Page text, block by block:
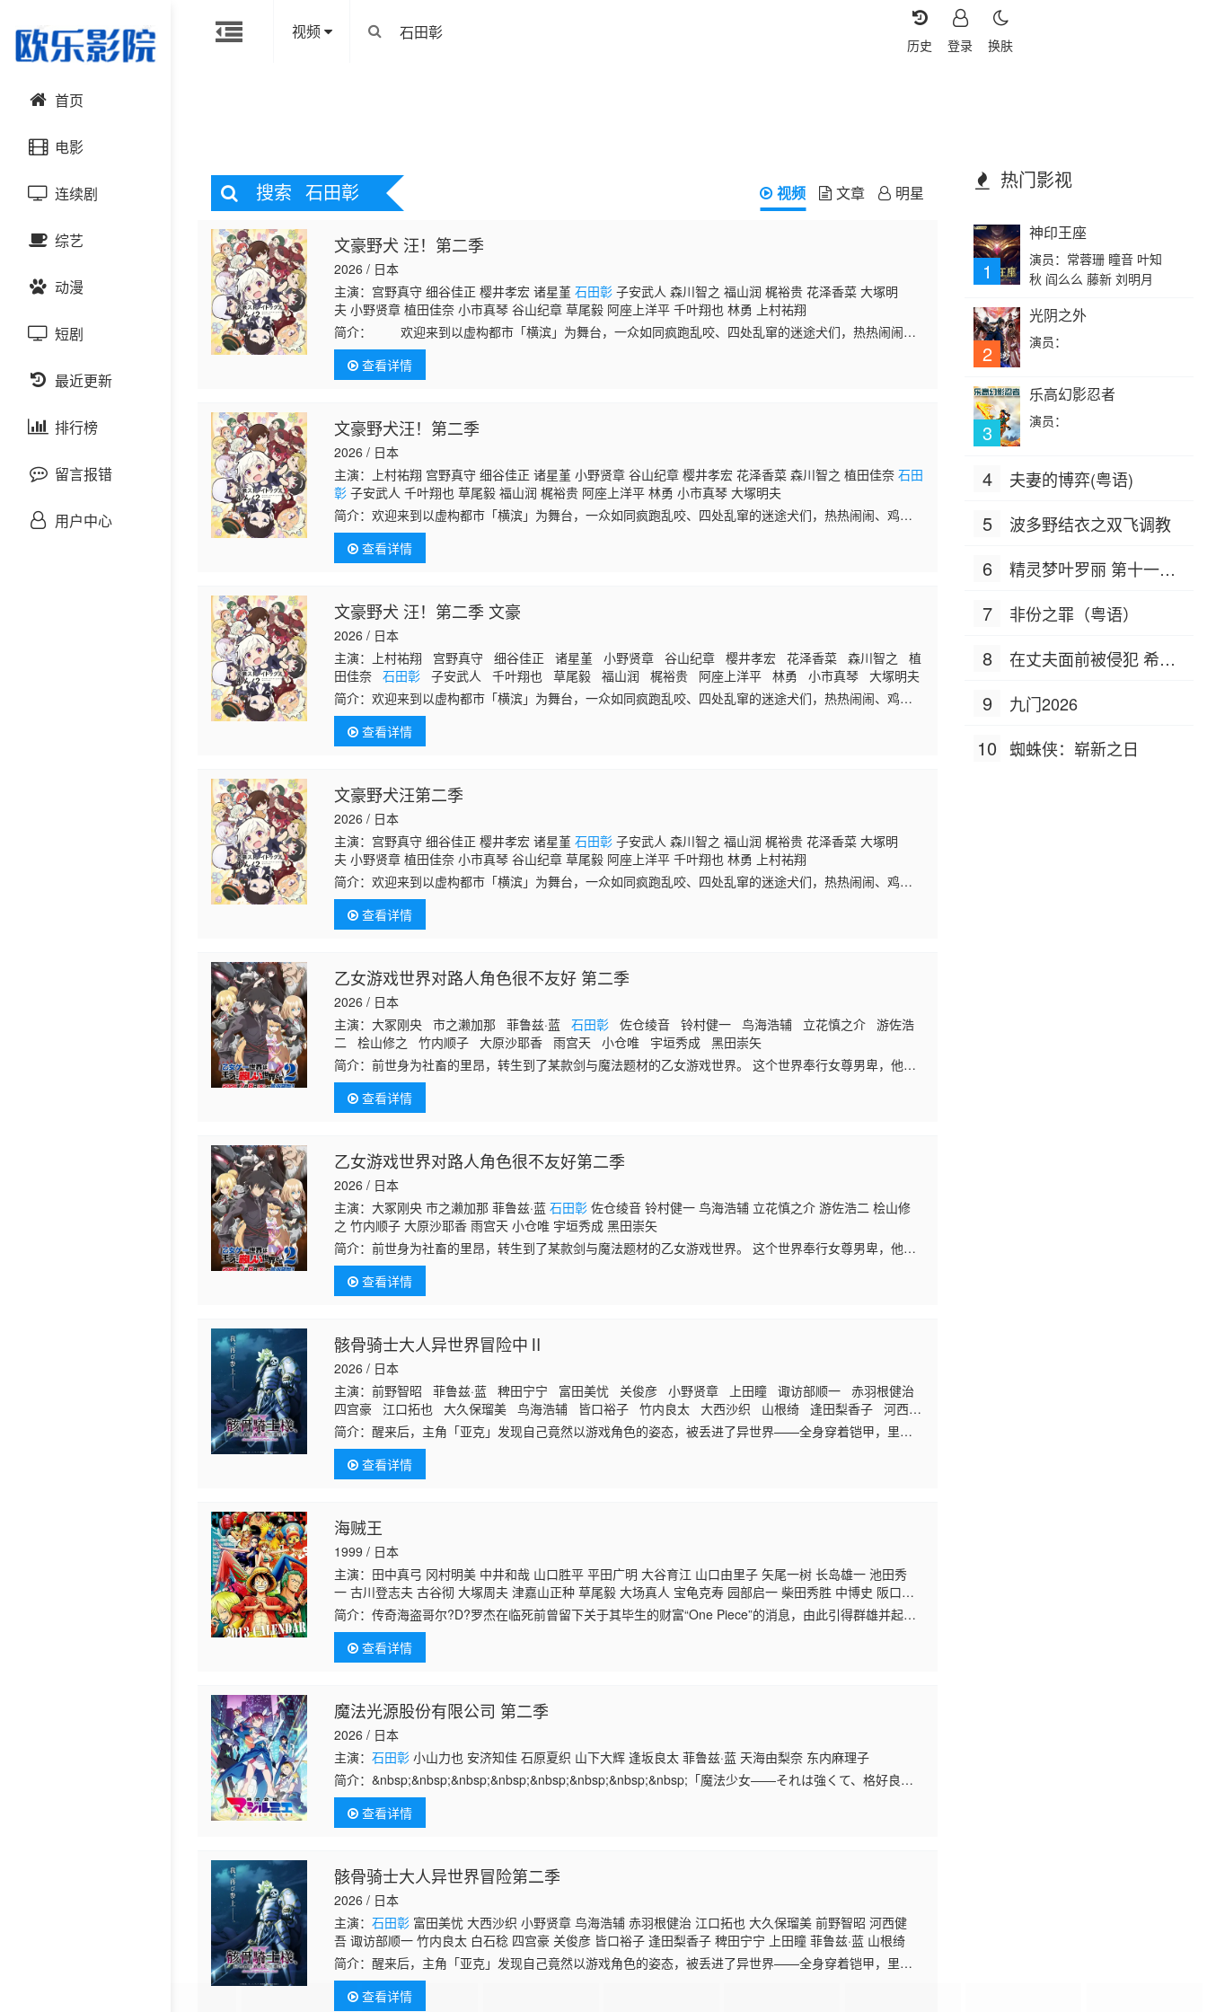
视频
换肤
登录
历史
首页
电影
动作片
喜剧片
爱情片
科幻片
恐怖片
剧情片
战争片
悬疑片
连续剧
国产剧
港台剧
日韩剧
欧美剧
泰国剧
综艺
大陆综艺
日韩综艺
港台综艺
欧美综艺
动漫
国产动漫
日韩动漫
欧美动漫
短剧
最近更新
排行榜
留言报错
用户中心
搜索 石田彰 视频 文章 明星
文豪野犬 汪！第二季
2026 / 日本
主演：宫野真守 细谷佳正 樱井孝宏 诸星堇石田彰 子安武人 森川智之 福山润 梶裕贵 花泽香菜 大塚明
夫 小野贤章 植田佳奈 小市真琴 谷山纪章 草尾毅 阿座上洋平 千叶翔也 林勇 上村祐翔
简介：
欢迎来到以虚构都市「横滨」为舞台，一众如同疯跑乱咬、四处乱窜的迷途犬们，热热闹闹、
鸡飞狗跳的日常世界！
查看详情
文豪野犬汪！第二季
2026 / 日本
主演：上村祐翔 宫野真守 细谷佳正 诸星堇 小野贤章 谷山纪章 樱井孝宏 花泽香菜 森川智之 植田佳奈石田
彰 子安武人 千叶翔也 草尾毅 福山润 梶裕贵 阿座上洋平 林勇 小市真琴 大塚明夫
简介：欢迎来到以虚构都市「横滨」为舞台，一众如同疯跑乱咬、四处乱窜的迷途犬们，热热闹闹、鸡飞
狗跳的日常世界！
查看详情
文豪野犬 汪！第二季 文豪
2026 / 日本
主演：上村祐翔 宫野真守 细谷佳正 诸星堇 小野贤章 谷山纪章 樱井孝宏 花泽香菜 森川智之 植
田佳奈石田彰 子安武人 千叶翔也 草尾毅 福山润 梶裕贵 阿座上洋平 林勇 小市真琴 大塚明夫
简介：欢迎来到以虚构都市「横滨」为舞台，一众如同疯跑乱咬、四处乱窜的迷途犬们，热热闹闹、鸡飞
狗跳的日常世界！ 依旧针锋相对、冲突不断的两方， 是专接棘手麻烦案件的侦探事务所武装侦探社，以及
盘踞港口地盘的犯罪组织港口黑手党。 而风波再起 —— 海外大国势力组合（Guild）大举来袭！ 军警之中
战力顶尖的特种部队猎犬亮出獠牙，还有天人五衰步步紧逼，仿佛要将一切引向毁灭……！？ 一群承袭古
色们化身迷你模样大闹一场的搞笑衍
查看详情
文豪野犬汪第二季
2026 / 日本
主演：宫野真守 细谷佳正 樱井孝宏 诸星堇石田彰 子安武人 森川智之 福山润 梶裕贵 花泽香菜 大塚明
夫 小野贤章 植田佳奈 小市真琴 谷山纪章 草尾毅 阿座上洋平 千叶翔也 林勇 上村祐翔
简介：欢迎来到以虚构都市「横滨」为舞台，一众如同疯跑乱咬、四处乱窜的迷途犬们，热热闹闹、鸡飞
狗跳的日常世界！ 依旧针锋相对、冲突不断的两方， 是专接棘手麻烦案件的侦探事务所武装侦探社，以及
盘踞港口地盘的犯罪
查看详情
乙女游戏世界对路人角色很不友好 第二季
2026 / 日本
主演：大冢刚央 市之濑加那 菲鲁兹·蓝石田彰 佐仓绫音 铃村健一 鸟海浩辅 立花慎之介 游佐浩
二 桧山修之 竹内顺子 大原沙耶香 雨宫天 小仓唯 宇垣秀成 黑田崇矢
简介：前世身为社畜的里昂，转生到了某款剑与魔法题材的乙女游戏世界。 这个世界奉行女尊男卑，他手
中仅剩的依仗，就是前世被妹妹逼着通关这款游戏积攒下来的游戏情报。里昂靠着这份攻略知识，想方设
法在这个不讲道理的世界艰难求生。 原作里本该是坐拥一众帅哥的女主角奥莉薇亚、注定沦为欺压女主的
反派千金安洁莉卡，都和里昂缔结了深厚友情。即便不断被抢占了女主位置的玛丽耶从中作梗，里昂依旧
昂被提拔进入已成圣女的玛丽耶麾下的圣女亲卫队，就
查看详情
乙女游戏世界对路人角色很不友好第二季
2026 / 日本
主演：大冢刚央 市之濑加那 菲鲁兹·蓝石田彰 佐仓绫音 铃村健一 鸟海浩辅 立花慎之介 游佐浩二 桧山修
之 竹内顺子 大原沙耶香 雨宫天 小仓唯 宇垣秀成 黑田崇矢
简介：前世身为社畜的里昂，转生到了某款剑与魔法题材的乙女游戏世界。 这个世界奉行女尊男卑，他手
中仅剩的依仗，就是前世被妹妹逼着通关这款游戏积攒下来的游戏情报。里昂靠着这份攻略知识，想方设
法在这个不讲道理的世
查看详情
骸骨骑士大人异世界冒险中Ⅱ
2026 / 日本
主演：前野智昭 菲鲁兹·蓝 稗田宁宁 富田美忧 关俊彦 小野贤章 上田瞳 诹访部顺一 赤羽根健治
四宫豪 江口拓也 大久保瑠美 鸟海浩辅 皆口裕子 竹内良太 大西沙织 山根绮 逢田梨香子 河西健
吾 白石稔石田彰
简介：醒来后，主角「亚克」发现自己竟然以游戏角色的姿态，被丢进了异世界——全身穿着铠甲，里面
却是一副骷髅骨架的“骸骨骑士”。 ——身份一旦暴露，恐怕会被当成怪物，成为讨伐对象！？ 亚克决定低
调行事，以佣兵的身份活下去。然而，他绝不是那种对眼前的恶行视而不见的男人！ 在旅途中相遇的精灵
战士阿丽亚娜、兽人族的忍者千夜目，以及精灵兽碰太，今天也继续着他们的旅程。 凭借一刀两断的痛快
异世界奇幻故事，在此再度登场！！
查看详情
海贼王
1999 / 日本
主演：田中真弓 冈村明美 中井和哉 山口胜平 平田广明 大谷育江 山口由里子 矢尾一树 长岛雄一 池田秀
一 古川登志夫 古谷彻 大塚周夫 津嘉山正种 草尾毅 大场真人 宝龟克寿 园部启一 柴田秀胜 中博史 阪口大
助 竹内顺子 千叶繁 三石琴乃 挂川裕彦 堀秀行 田中秀幸 大友龙三郎 有本钦隆 大塚明夫 玄田哲章 小山茉
美 土井美加 野田顺子 渡边美佐 野上尤加奈 林原惠美 水树奈奈 园崎未惠 西原久美子 久川绫 泽城美雪 池
泽春菜 斋藤千和 神谷浩史 浪川大辅 森久保祥太郎
简介：传奇海盗哥尔?D?罗杰在临死前曾留下关于其毕生的财富“One Piece”的消息，由此引得群雄并起，
众海盗们为了这笔传说中的巨额财富展开争夺，各种势力、政权不断交替，整个世界进入了动荡混乱的“大
海贼时查看详情
魔法光源股份有限公司 第二季
2026 / 日本
主演：石田彰 小山力也 安济知佳 石原夏织 山下大辉 逢坂良太 菲鲁兹·蓝 天海由梨奈 东内麻理子
简介：&nbsp;&nbsp;&nbsp;&nbsp;&nbsp;&nbsp;&nbsp;&nbsp;「魔法少女――それは強くて、格好良く
て、しなやかで。 誰もが憧れて、高給取りで、人気が高い、立派なひとつ
查看详情
骸骨骑士大人异世界冒险第二季
2026 / 日本
主演：石田彰 富田美忧 大西沙织 小野贤章 鸟海浩辅 赤羽根健治 江口拓也 大久保瑠美 前野智昭 河西健
吾 诹访部顺一 竹内良太 白石稔 四宫豪 关俊彦 皆口裕子 逢田梨香子 稗田宁宁 上田瞳 菲鲁兹·蓝 山根绮
简介：醒来后，主角「亚克」发现自己竟然以游戏角色的姿态，被丢进了异世界——全身穿着铠甲，里面
却是一副骷髅骨架的“骸骨骑士”。 ——身份一旦暴露，恐怕会被当成怪物，成为讨伐对象！？ 亚克决定低
调行事，以佣兵的
查看详情
热门影视
1
神印王座
演员：常蓉珊 瞳音 叶知
秋 阎么么 藤新 刘明月
2
光阴之外
演员：
3
乐高幻影忍者
演员：
4 夫妻的博弈(粤语)
5 波多野结衣之双飞调教
6
精灵梦叶罗丽 第十一季
7 非份之罪（粤语）
8
在丈夫面前被侵犯 希岛
9 九门2026
10 蜘蛛侠：崭新之日